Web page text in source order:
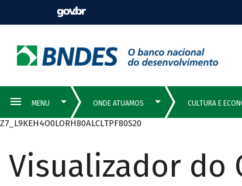
Z7_L9KEH4O0LORH80ALCLTPF80S20
Visualizador do